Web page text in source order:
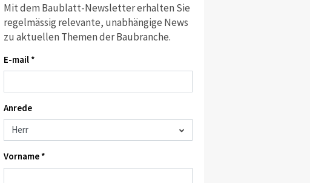
Mit dem Baublatt-Newsletter erhalten Sie
regelmässig relevante, unabhängige News
zu aktuellen Themen der Baubranche.
E-mail *
Anrede
Vorname *